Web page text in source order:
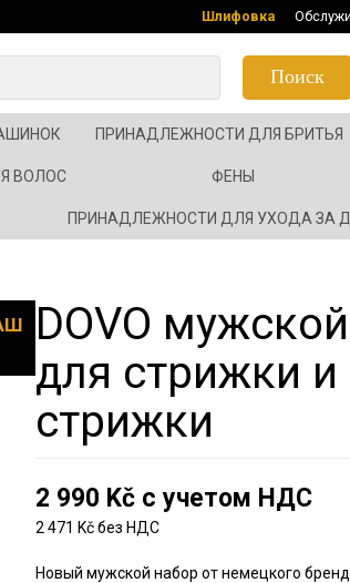
Шлифовка
Поиск
ПРИНАДЛЕЖНОСТИ ДЛЯ БРИТЬЯ
ВОЛОС ФЕНЫ
ПРИНАДЛЕЖНОСТИ ДЛЯ УХОДА
DOVO
для стрижки
стрижки
2 990 Kč с учетом НДС
2 471 Kč без НДС
Новый мужской набор от немецкого